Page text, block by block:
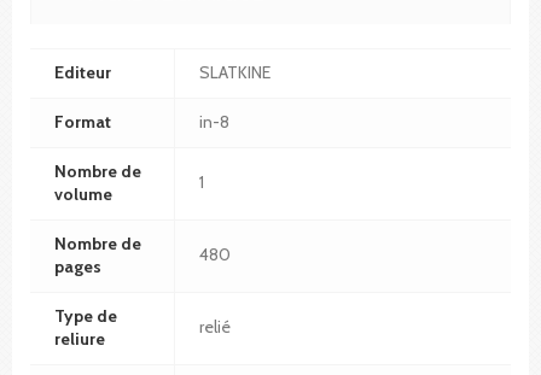
Editeur SLATKINE
Format in-8
Nombre de
volume
1
Nombre de
pages
480
Type de
reliure
relié